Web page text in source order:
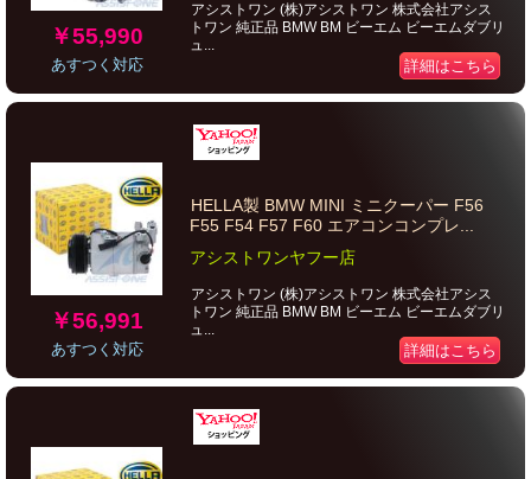
￥55,990
あすつく対応
アシストワン (株)アシストワン 株式会社アシス
トワン 純正品 BMW BM ビーエム ビーエムダブリ
ュ...
詳細はこちら
￥56,991
あすつく対応
HELLA製 BMW MINI ミニクーパー F56
F55 F54 F57 F60 エアコンコンプレ...
アシストワンヤフー店
アシストワン (株)アシストワン 株式会社アシス
トワン 純正品 BMW BM ビーエム ビーエムダブリ
ュ...
詳細はこちら